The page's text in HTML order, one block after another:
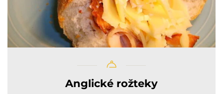
Anglické rožteky